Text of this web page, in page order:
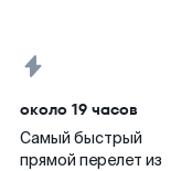
около 19 часов
Самый быстрый
прямой перелет из